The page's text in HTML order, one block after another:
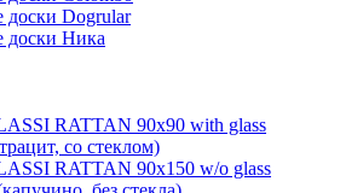
доски Dogrular
доски Ника
RATTAN 90х90 with glass
со стеклом)
RATTAN 90х150 w/o glass